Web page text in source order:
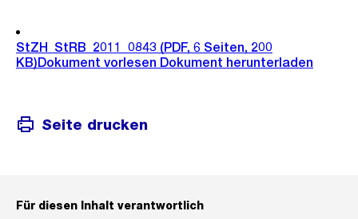
StZH_StRB_2011_0843 (PDF, 6 Seiten, 200
KB)Dokument vorlesen Dokument herunterladen
Seite drucken
Für diesen Inhalt verantwortlich